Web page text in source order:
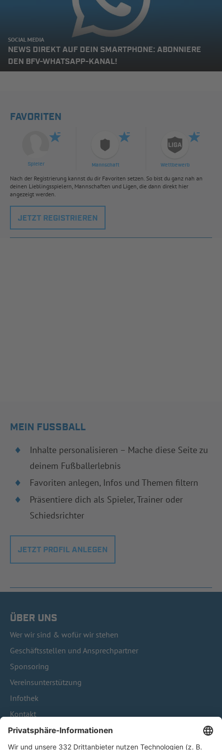
SOCIAL MEDIA
NEWS DIREKT AUF DEIN SMARTPHONE: ABONNIERE
DEN BFV-WHATSAPP-KANAL!
FAVORITEN
Spieler Mannschaft Wettbewerb
Nach der Registrierung kannst du dir Favoriten setzen. So bist du ganz nah an
deinen Lieblingsspielern, Mannschaften und Ligen, die dann direkt hier
angezeigt werden.
JETZT REGISTRIEREN
MEIN FUSSBALL
Inhalte personalisieren – Mache diese Seite zu
deinem Fußballerlebnis
Favoriten anlegen, Infos und Themen filtern
Präsentiere dich als Spieler, Trainer oder
Schiedsrichter
JETZT PROFIL ANLEGEN
ÜBER UNS
Wer wir sind & wofür wir stehen
Geschäftsstellen und Ansprechpartner
Sponsoring
Vereinsunterstützung
Infothek
Kontakt
HÄUFIG BESUCHTE SEITEN